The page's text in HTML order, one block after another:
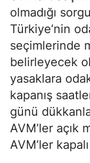
olmadığı
Türkiye’nin
seçimlerinde
belirleyecek
yasaklara
kapanış
günü
AVM’ler açık
AVM’ler